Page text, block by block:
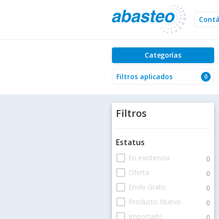
Categorías
0
Filtros aplicados
Filtros
Estatus
check_box_outline_blank En existencia 0
check_box_outline_blank Oferta 0
check_box_outline_blank Envío Gratis 0
check_box_outline_blank Producto Nuevo 0
check_box_outline_blank Importado